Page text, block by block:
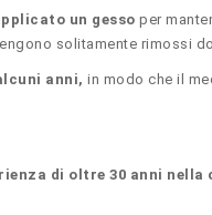
un gesso per
solitamente rimossi
anni, in modo che il
di oltre 30 anni nella